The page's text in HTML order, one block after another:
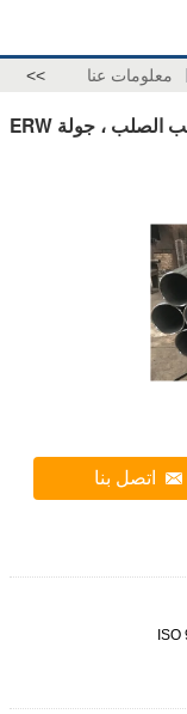
معلومات عنا >>
الكربون الصلب السلس الباردة مسحوب انابيب الصلب ، جولة ERW
اتصل بنا
ISO